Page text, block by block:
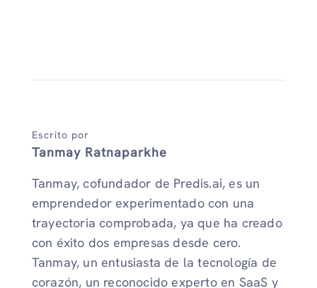
Escrito por
Tanmay Ratnaparkhe
Tanmay, cofundador de Predis.ai, es un
emprendedor experimentado con una
trayectoria comprobada, ya que ha creado
con éxito dos empresas desde cero.
Tanmay, un entusiasta de la tecnología de
corazón, un reconocido experto en SaaS y